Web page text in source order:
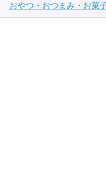
おやつ・おつまみ・お菓